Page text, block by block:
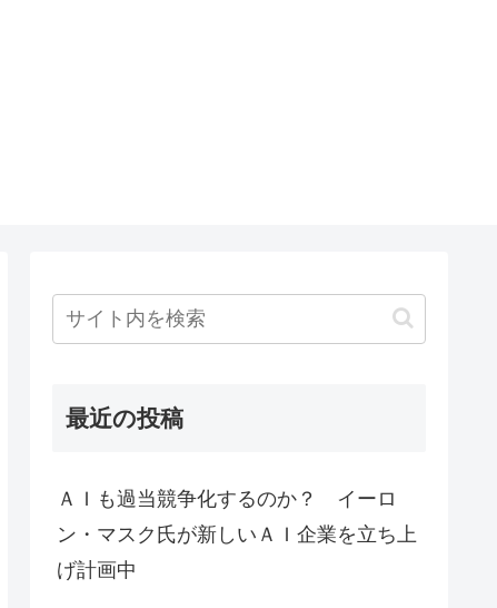
最近の投稿
ＡＩも過当競争化するのか？ イーロ
ン・マスク氏が新しいＡＩ企業を立ち上
げ計画中